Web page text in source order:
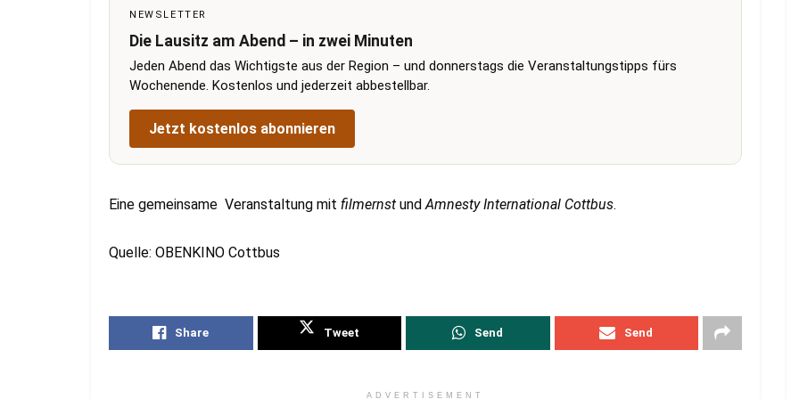
NEWSLETTER
Die Lausitz am Abend – in zwei Minuten
Jeden Abend das Wichtigste aus der Region – und donnerstags die Veranstaltungstipps fürs
Wochenende. Kostenlos und jederzeit abbestellbar.
Jetzt kostenlos abonnieren
Eine gemeinsame Veranstaltung mit filmernst undAmnesty International Cottbus.
Quelle: OBENKINO Cottbus
Share Tweet Send Send
ADVERTISEMENT